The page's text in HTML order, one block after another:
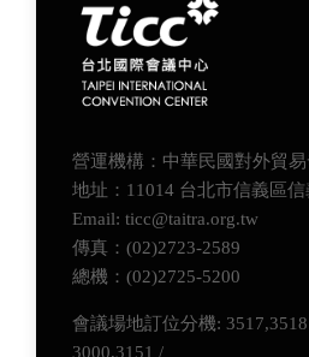
營運機構：中華民國對外貿
地址：11014 台北市信義區
Email: ticc@taitra.org.tw
傳真：(02)2723-2589
總機：(02)2725-5200
會議場地訂位分機:
3000,3151 /